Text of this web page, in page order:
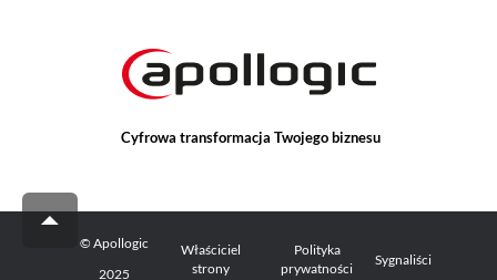
Cyfrowa transformacja Twojego biznesu
© Apollogic
2025
Właściciel
strony
Polityka
prywatności
Sygnaliści